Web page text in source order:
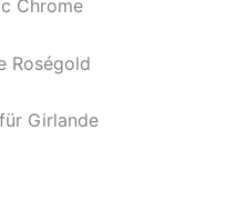
Chrome
Roségold
Girlande